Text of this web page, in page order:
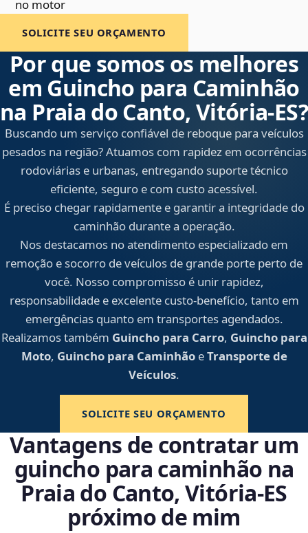
no motor
SOLICITE SEU ORÇAMENTO
Por que somos os melhores
em Guincho para Caminhão
na Praia do Canto, Vitória‑ES?
Buscando um serviço confiável de reboque para veículos
pesados na região? Atuamos com rapidez em ocorrências
rodoviárias e urbanas, entregando suporte técnico
eficiente, seguro e com custo acessível.
É preciso chegar rapidamente e garantir a integridade do
caminhão durante a operação.
Nos destacamos no atendimento especializado em
remoção e socorro de veículos de grande porte perto de
você. Nosso compromisso é unir rapidez,
responsabilidade e excelente custo-benefício, tanto em
emergências quanto em transportes agendados.
Realizamos também Guincho para Carro, Guincho para
Moto, Guincho para CaminhãoeTransporte de
Veículos.
SOLICITE SEU ORÇAMENTO
Vantagens de contratar um
guincho para caminhão na
Praia do Canto, Vitória‑ES
próximo de mim